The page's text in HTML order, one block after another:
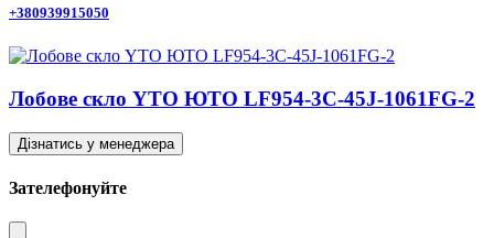
+380939915050
Лобове скло YTO ЮТО LF954-3C-45J-1061FG-2
Дізнатись у менеджера
Зателефонуйте